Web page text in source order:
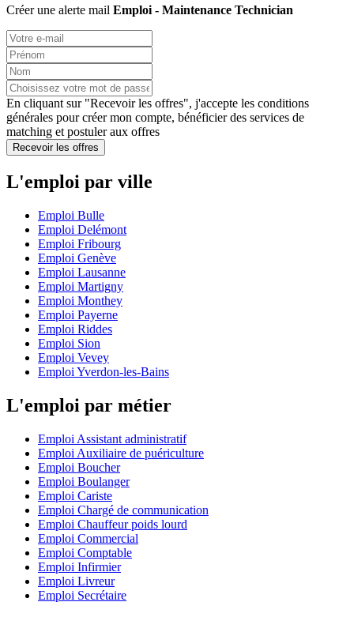
Créer une alerte mail Emploi - Maintenance Technician
En cliquant sur "Recevoir les offres", j'accepte les conditions
générales pour créer mon compte, bénéficier des services de
matching et postuler aux offres
Recevoir les offres
L'emploi par ville
Emploi Bulle
Emploi Delémont
Emploi Fribourg
Emploi Genève
Emploi Lausanne
Emploi Martigny
Emploi Monthey
Emploi Payerne
Emploi Riddes
Emploi Sion
Emploi Vevey
Emploi Yverdon-les-Bains
L'emploi par métier
Emploi Assistant administratif
Emploi Auxiliaire de puériculture
Emploi Boucher
Emploi Boulanger
Emploi Cariste
Emploi Chargé de communication
Emploi Chauffeur poids lourd
Emploi Commercial
Emploi Comptable
Emploi Infirmier
Emploi Livreur
Emploi Secrétaire